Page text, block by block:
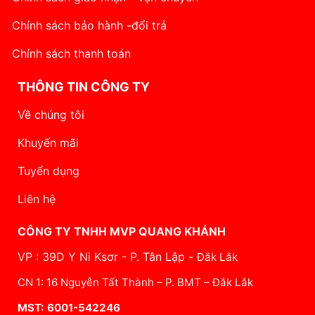
Chính sách bảo hành -đổi trả
Chính sách thanh toán
THÔNG TIN CÔNG TY
Về chúng tôi
Khuyến mãi
Tuyển dụng
Liên hệ
CÔNG TY TNHH MVP QUANG KHÁNH
VP : 39D Y Ni Ksơr - P. Tân Lập -Đắk Lắk
CN 1: 16 Nguyễn Tất Thành – P. BMT – Đắk Lắk
MST: 6001-542246